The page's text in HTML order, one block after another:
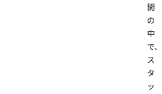
間
の
中
で、
ス
タ
ッ